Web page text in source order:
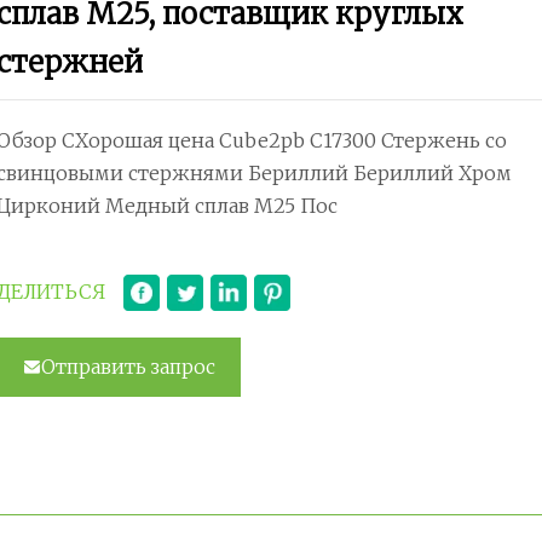
M25, поставщик круглых
CХорошая цена Cube2pb C17300 Стержень со
стержнями Бериллий Бериллий Хром
Медный сплав M25 Пос
Отправить запрос